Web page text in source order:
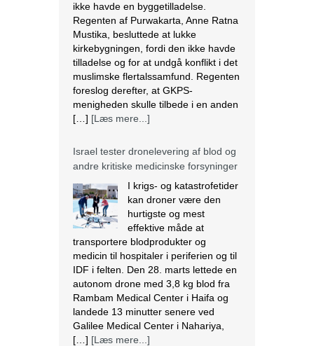
ikke havde en byggetilladelse.
Regenten af Purwakarta, Anne Ratna
Mustika, besluttede at lukke
kirkebygningen, fordi den ikke havde
tilladelse og for at undgå konflikt i det
muslimske flertalssamfund. Regenten
foreslog derefter, at GKPS-
menigheden skulle tilbede i en anden
[…] [Læs mere...]
Israel tester dronelevering af blod og
andre kritiske medicinske forsyninger
I krigs- og katastrofetider
kan droner være den
hurtigste og mest
effektive måde at
transportere blodprodukter og
medicin til hospitaler i periferien og til
IDF i felten. Den 28. marts lettede en
autonom drone med 3,8 kg blod fra
Rambam Medical Center i Haifa og
landede 13 minutter senere ved
Galilee Medical Center i Nahariya,
[…] [Læs mere...]